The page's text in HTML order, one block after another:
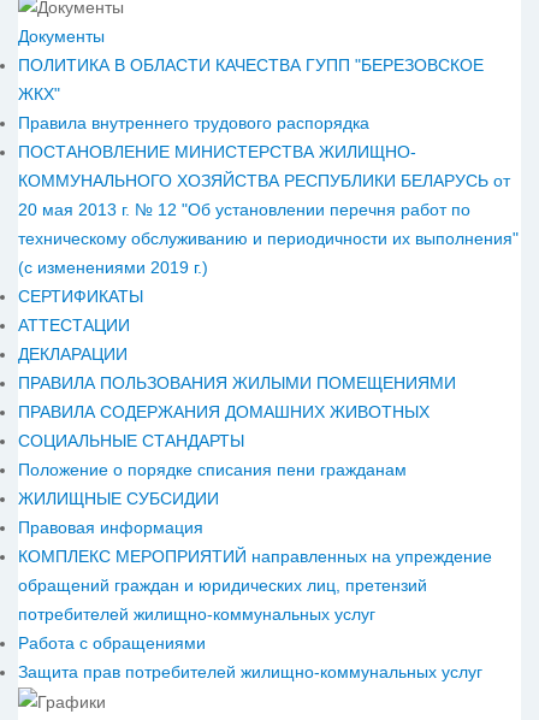
Документы
ПОЛИТИКА В ОБЛАСТИ КАЧЕСТВА ГУПП "БЕРЕЗОВСКОЕ
ЖКХ"
Правила внутреннего трудового распорядка
ПОСТАНОВЛЕНИЕ МИНИСТЕРСТВА ЖИЛИЩНО-
КОММУНАЛЬНОГО ХОЗЯЙСТВА РЕСПУБЛИКИ БЕЛАРУСЬ от
20 мая 2013 г. № 12 "Об установлении перечня работ по
техническому обслуживанию и периодичности их выполнения"
(с изменениями 2019 г.)
СЕРТИФИКАТЫ
АТТЕСТАЦИИ
ДЕКЛАРАЦИИ
ПРАВИЛА ПОЛЬЗОВАНИЯ ЖИЛЫМИ ПОМЕЩЕНИЯМИ
ПРАВИЛА СОДЕРЖАНИЯ ДОМАШНИХ ЖИВОТНЫХ
СОЦИАЛЬНЫЕ СТАНДАРТЫ
Положение о порядке списания пени гражданам
ЖИЛИЩНЫЕ СУБСИДИИ
Правовая информация
КОМПЛЕКС МЕРОПРИЯТИЙ направленных на упреждение
обращений граждан и юридических лиц, претензий
потребителей жилищно-коммунальных услуг
Работа с обращениями
Защита прав потребителей жилищно-коммунальных услуг